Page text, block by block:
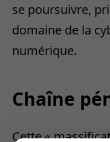
se poursuivre,
domaine de la
numérique.
Chaîne
Cette «